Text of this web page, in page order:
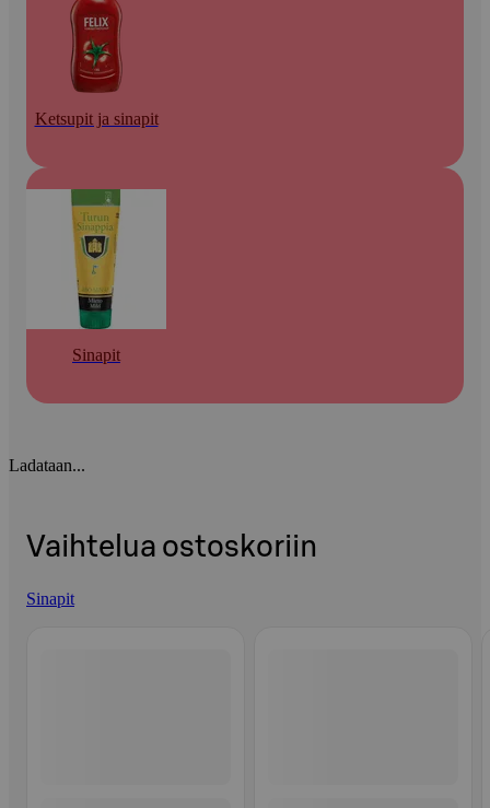
Ketsupit ja sinapit
Sinapit
Ladataan...
Vaihtelua ostoskoriin
Sinapit